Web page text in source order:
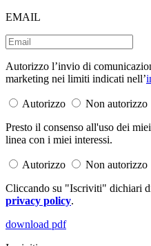
EMAIL
Autorizzo l’invio di
marketing nei limiti indicati nell’
Autorizzo
Non autorizzo
Presto il consenso all'uso dei
linea con i miei interessi.
Autorizzo
Non autorizzo
Cliccando su "Iscriviti" dichiari
privacy policy.
download pdf